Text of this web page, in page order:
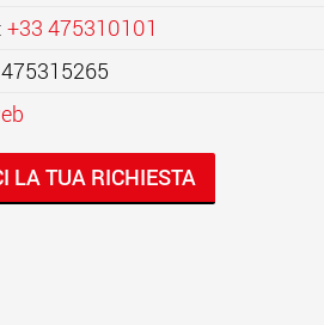
+33 475310101
LA TUA RICHIESTA